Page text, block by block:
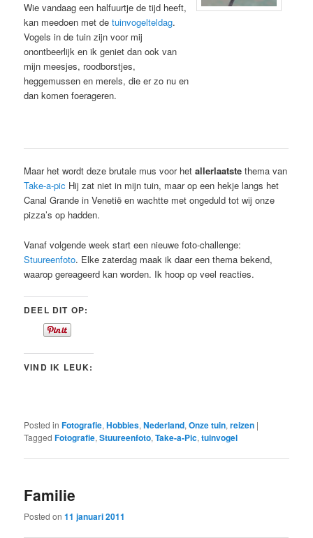
Wie vandaag een halfuurtje de tijd heeft,
kan meedoen met detuinvogelteldag.
Vogels in de tuin zijn voor mij
onontbeerlijk en ik geniet dan ook van
mijn meesjes, roodborstjes,
heggemussen en merels, die er zo nu en
dan komen foerageren.
Maar het wordt deze brutale mus voor hetallerlaatste thema van
Take-a-pic Hij zat niet in mijn tuin, maar op een hekje langs het
Canal Grande in Venetië en wachtte met ongeduld tot wij onze
pizza’s op hadden.
Vanaf volgende week start een nieuwe foto-challenge:
Stuureenfoto. Elke zaterdag maak ik daar een thema bekend,
waarop gereageerd kan worden. Ik hoop op veel reacties.
DEEL DIT OP:
VIND IK LEUK:
Posted in Fotografie,Hobbies,Nederland,Onze tuin,reizen |
Tagged Fotografie,Stuureenfoto,Take-a-Pic,tuinvogel
Familie
Posted on11 januari 2011